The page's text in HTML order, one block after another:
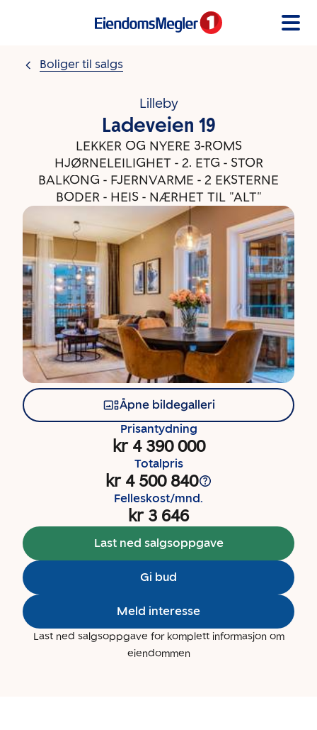
Boliger til salgs
Lilleby
Ladeveien 19
LEKKER OG NYERE 3-ROMS
HJØRNELEILIGHET - 2. ETG - STOR
BALKONG - FJERNVARME - 2 EKSTERNE
BODER - HEIS - NÆRHET TIL "ALT"
Åpne bildegalleri
Prisantydning
kr 4 390 000
Totalpris
kr 4 500 840
Felleskost/mnd.
kr 3 646
Last ned salgsoppgave
Gi bud
Meld interesse
Last ned salgsoppgave for komplett informasjon om
eiendommen